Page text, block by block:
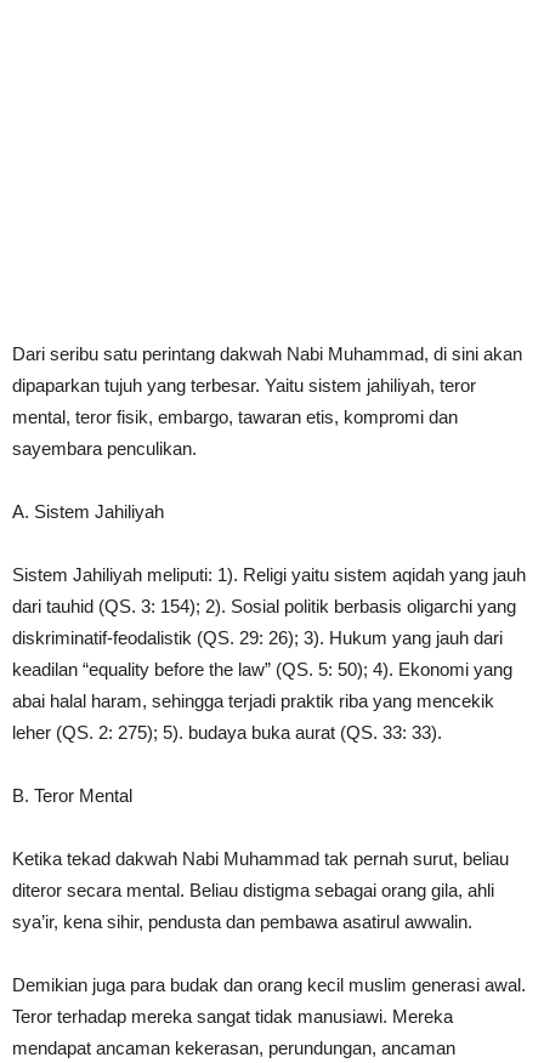
Dari seribu satu perintang dakwah Nabi Muhammad, di sini akan
dipaparkan tujuh yang terbesar. Yaitu sistem jahiliyah, teror
mental, teror fisik, embargo, tawaran etis, kompromi dan
sayembara penculikan.
A. Sistem Jahiliyah
Sistem Jahiliyah meliputi: 1). Religi yaitu sistem aqidah yang jauh
dari tauhid (QS. 3: 154); 2). Sosial politik berbasis oligarchi yang
diskriminatif-feodalistik (QS. 29: 26); 3). Hukum yang jauh dari
keadilan “equality before the law” (QS. 5: 50); 4). Ekonomi yang
abai halal haram, sehingga terjadi praktik riba yang mencekik
leher (QS. 2: 275); 5). budaya buka aurat (QS. 33: 33).
B. Teror Mental
Ketika tekad dakwah Nabi Muhammad tak pernah surut, beliau
diteror secara mental. Beliau distigma sebagai orang gila, ahli
sya’ir, kena sihir, pendusta dan pembawa asatirul awwalin.
Demikian juga para budak dan orang kecil muslim generasi awal.
Teror terhadap mereka sangat tidak manusiawi. Mereka
mendapat ancaman kekerasan, perundungan, ancaman